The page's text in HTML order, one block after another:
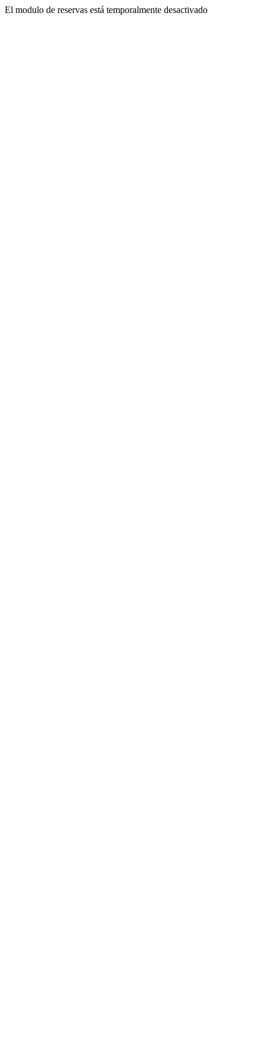
El modulo de reservas está temporalmente desactivado